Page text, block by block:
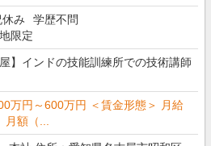
み
学歴不問
限定
】インドの技能訓練所での技術講師
万円～600万円 ＜賃金形態＞ 月給
額（...